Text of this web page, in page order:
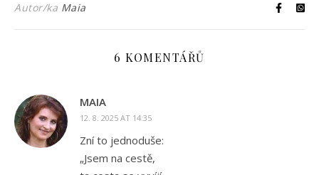
Autor/ka Maia
6 KOMENTÁŘŮ
MAIA
12. 8. 2025 AT 14:35
Zní to jednoduše:
„Jsem na cestě,